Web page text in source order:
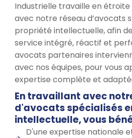
Industrielle travaille en
avec notre réseau d’avocats
propriété intellectuelle, afin
service intégré, réactif et
avocats partenaires
avec nos équipes, pour vous
expertise complète et
En travaillant avec
d'avocats spécialisés
intellectuelle, vous
D'une expertise nationale